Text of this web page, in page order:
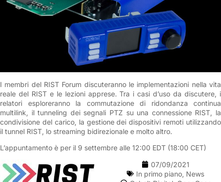
I membri del RIST Forum discuteranno le implementazioni nella vita
reale del RIST e le lezioni apprese. Tra i casi d’uso da discutere, i
relatori esploreranno la commutazione di ridondanza continua
multilink, il tunneling dei segnali PTZ su una connessione RIST, la
condivisione del carico, la gestione dei dispositivi remoti utilizzando
il tunnel RIST, lo streaming bidirezionale e molto altro.
L’appuntamento è per il 9 settembre alle 12:00 EDT (18:00 CET)
07/09/2021
In primo piano, News